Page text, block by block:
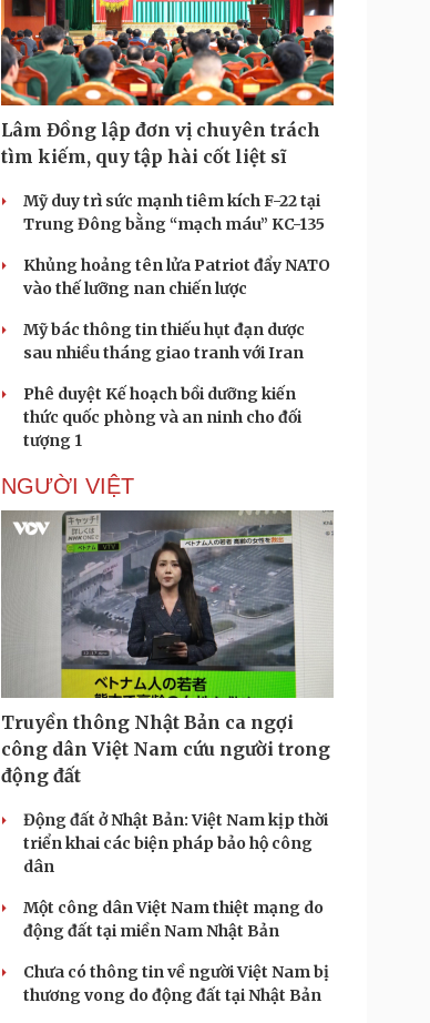
nghiệp
24h
Sành điệu
Tin Công nghệ
Trải nghiệm
Chuyển đổi số
Podcast
Câu chuyện thời sự
Đọc truyện đêm khuya
Cửa sổ tình yêu
Hạt giống tâm hồn
Lâm Đồng lập đơn vị chuyên trách
tìm kiếm, quy tập hài cốt liệt sĩ
Mỹ duy trì sức mạnh tiêm kích F-22 tại
Trung Đông bằng “mạch máu” KC-135
Khủng hoảng tên lửa Patriot đẩy NATO
vào thế lưỡng nan chiến lược
Mỹ bác thông tin thiếu hụt đạn dược
sau nhiều tháng giao tranh với Iran
Phê duyệt Kế hoạch bồi dưỡng kiến
thức quốc phòng và an ninh cho đối
tượng 1
NGƯỜI VIỆT
Truyền thông Nhật Bản ca ngợi
công dân Việt Nam cứu người trong
động đất
Động đất ở Nhật Bản: Việt Nam kịp thời
triển khai các biện pháp bảo hộ công
dân
Một công dân Việt Nam thiệt mạng do
động đất tại miền Nam Nhật Bản
Chưa có thông tin về người Việt Nam bị
thương vong do động đất tại Nhật Bản